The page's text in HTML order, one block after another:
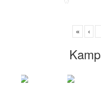
« ‹